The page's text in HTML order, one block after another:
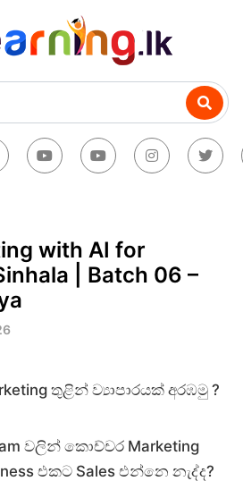
with AI for
| Batch 06 –
තුළින් ව්‍යාපාරයක් අරඹමු ?
වලින් කොච්චර Marketing
එකට Sales එන්නෙ නැද්ද?